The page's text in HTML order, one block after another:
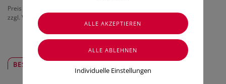
Preis inkl. MwSt.
zzgl. Versandkosten
BESCHREIBUNG
Individuelle Einstellungen